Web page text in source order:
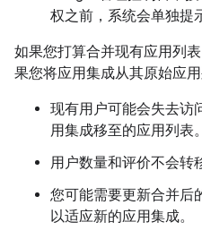
权之前，系统会单独提
如果您打算合并现有应用列
果您将应用集成从其原始应
现有用户可能会失去访
用集成移至的应用列表。
用户数量和评价不会转
您可能需要更新合并后
以适应新的应用集成。